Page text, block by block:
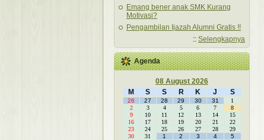
Emang bener anak SMK Kurang
Motivasi?
Pengambilan Ijazah Alumni Gratis !!
:: Selengkapnya
Agenda
08 August 2026
M
S S R K J S
26 27 28 29 30 31
1
2
3 4 5 6 7
8
9
10 11 12 13 14
15
16
17 18 19 20 21
22
23
24 25 26 27 28
29
30
31 1 2 3 4 5